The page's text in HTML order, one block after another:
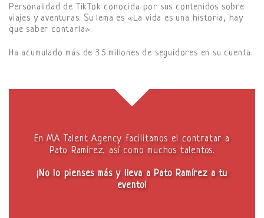
Personalidad de TikTok conocida por sus contenidos sobre
viajes y aventuras. Su lema es «La vida es una historia, hay
que saber contarla».
Ha acumulado más de 3.5 millones de seguidores en su cuenta.
En MA Talent Agency facilitamos el contratar a
Pato Ramírez, así como muchos talentos.
¡No lo pienses más y lleva a Pato Ramírez a tu
evento!